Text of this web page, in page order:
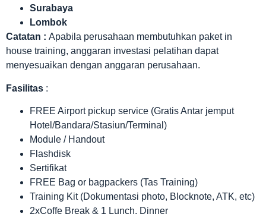
Surabaya
Lombok
Catatan : Apabila perusahaan membutuhkan paket in
house training, anggaran investasi pelatihan dapat
menyesuaikan dengan anggaran perusahaan.
Fasilitas :
FREE Airport pickup service (Gratis Antar jemput
Hotel/Bandara/Stasiun/Terminal)
Module / Handout
Flashdisk
Sertifikat
FREE Bag or bagpackers (Tas Training)
Training Kit (Dokumentasi photo, Blocknote, ATK, etc)
2xCoffe Break & 1 Lunch, Dinner